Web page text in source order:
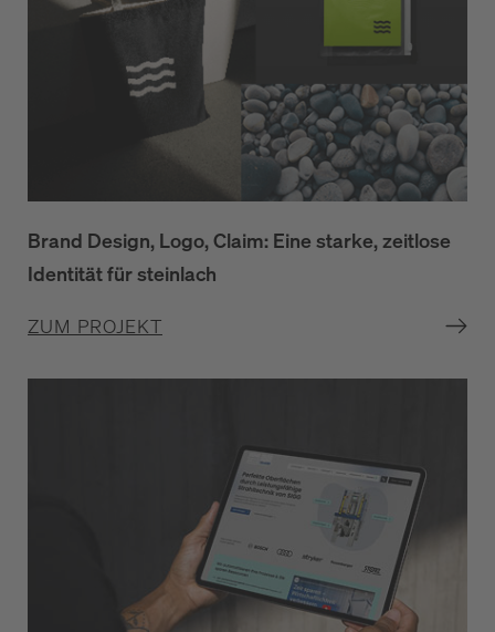
Brand Design, Logo, Claim: Eine starke, zeitlose
Identität für steinlach
ZUM PROJEKT